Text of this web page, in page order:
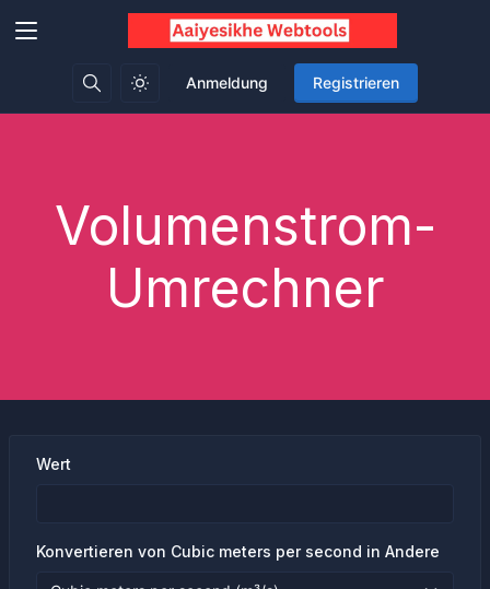
Anmeldung Registrieren
Volumenstrom-
Umrechner
Wert
Konvertieren von Cubic meters per second in Andere